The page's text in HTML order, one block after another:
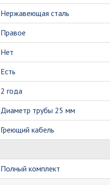
Нержавеющая сталь
Правое
Нет
Есть
2 года
Диаметр трубы 25 мм
Греющий кабель
Полный комплект